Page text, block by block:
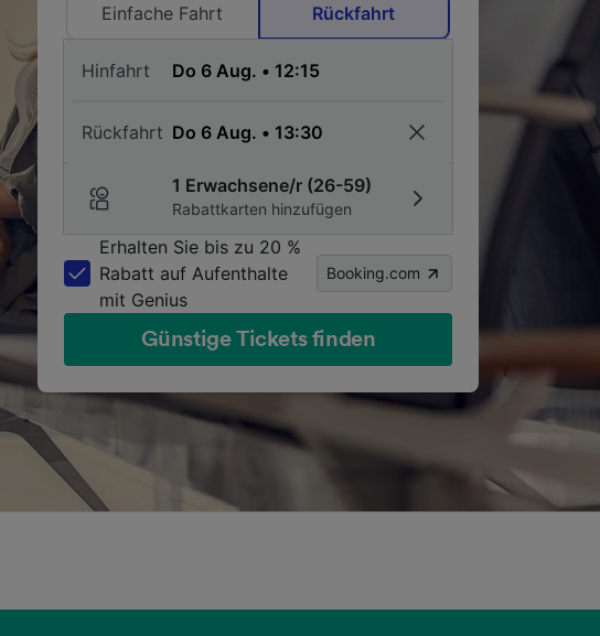
Einfache Fahrt
Rückfahrt
Hinfahrt
Rückfahrt
1 Erwachsene/r (26-59)
Rabattkarten hinzufügen
Erhalten Sie bis zu 20 %
Rabatt auf Aufenthalte
mit Genius
Booking.com
Günstige Tickets finden